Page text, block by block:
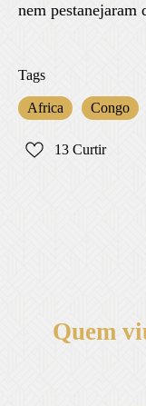
nem pestanejaram
Tags
Africa Congo
13 Curtir
Quem